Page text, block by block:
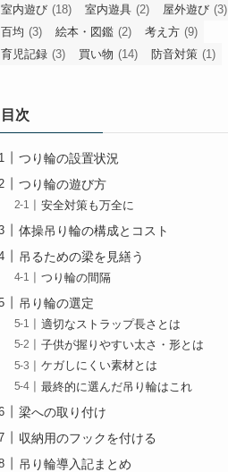
室内遊び (18) 室内遊具 (2) 屋外遊び (3)
百均 (3) 絵本・図鑑 (2) 考え方 (9)
育児記録 (3) 買い物 (14) 防音対策 (1)
目次
つり輪の設置状況
つり輪の遊び方
安全対策も万全に
体操吊り輪の構成とコスト
吊るための梁を見繕う
つり輪の間隔
吊り輪の選定
適切なストラップ長さとは
子供が握りやすい太さ・形とは
ケガしにくい素材とは
最終的に選んだ吊り輪はこれ
梁への取り付け
収納用のフックを付ける
吊り輪導入記まとめ